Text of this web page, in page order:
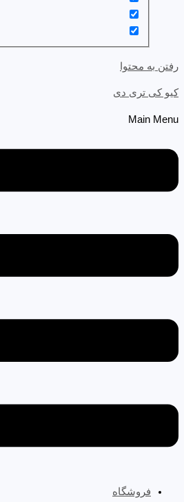
رفتن به محتوا
کیو کی تری دی
Main Menu
فروشگاه